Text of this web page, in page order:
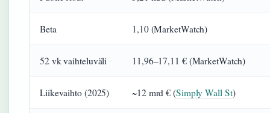
Beta 1,10 (MarketWatch)
52 vk vaihteluväli 11,96–17,11 € (MarketWatch)
Liikevaihto (2025) ~12 mrd € (Simply Wall St)